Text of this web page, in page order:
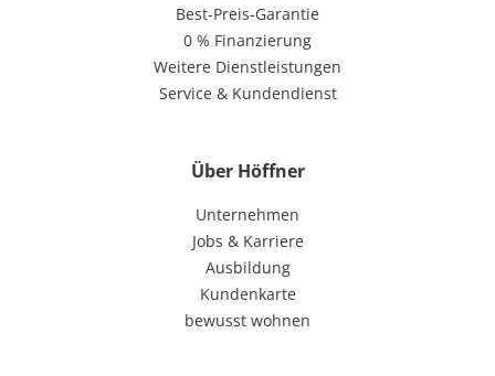
Best-Preis-Garantie
0 % Finanzierung
Weitere Dienstleistungen
Service & Kundendienst
Über Höffner
Unternehmen
Jobs & Karriere
Ausbildung
Kundenkarte
bewusst wohnen